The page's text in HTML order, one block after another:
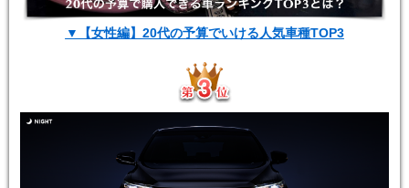
▼【女性編】20代の予算でいける人気車種TOP3